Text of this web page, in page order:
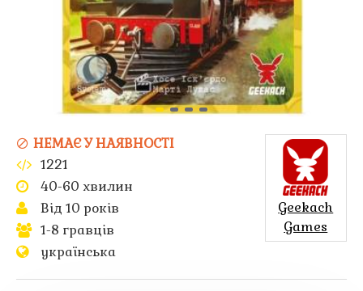
НЕМАЄ У НАЯВНОСТІ
1221
40-60 хвилин
Від 10 років
1-8 гравців
українська
Geekach
Games